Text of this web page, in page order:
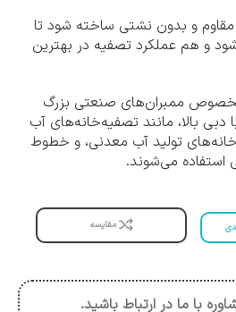
و بدون نشتی ساخته شود تا
و هم عملکرد تصفیه در بهترین
۸ اینچی مخصوص ممبران‌های صنعتی بزرگ
بالا، مانند تصفیه‌خانه‌های آب
تولید آب معدنی، و خطوط
استفاده می‌شوند.
مقایسه
با ما در ارتباط باشید.